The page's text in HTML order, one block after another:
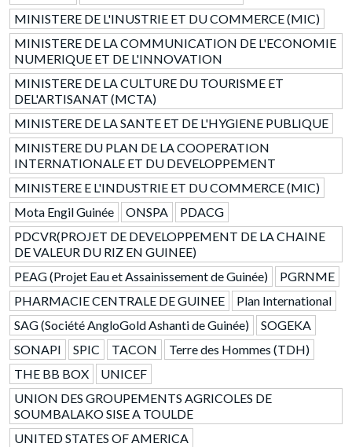
MINISTERE DE L'INUSTRIE ET DU COMMERCE (MIC)
MINISTERE DE LA COMMUNICATION DE L'ECONOMIE
NUMERIQUE ET DE L'INNOVATION
MINISTERE DE LA CULTURE DU TOURISME ET
DEL'ARTISANAT (MCTA)
MINISTERE DE LA SANTE ET DE L'HYGIENE PUBLIQUE
MINISTERE DU PLAN DE LA COOPERATION
INTERNATIONALE ET DU DEVELOPPEMENT
MINISTERE E L'INDUSTRIE ET DU COMMERCE (MIC)
Mota Engil Guinée
ONSPA
PDACG
PDCVR(PROJET DE DEVELOPPEMENT DE LA CHAINE
DE VALEUR DU RIZ EN GUINEE)
PEAG (Projet Eau et Assainissement de Guinée)
PGRNME
PHARMACIE CENTRALE DE GUINEE
Plan International
SAG (Société AngloGold Ashanti de Guinée)
SOGEKA
SONAPI
SPIC TACON
Terre des Hommes (TDH)
THE BB BOX
UNICEF
UNION DES GROUPEMENTS AGRICOLES DE
SOUMBALAKO SISE A TOULDE
UNITED STATES OF AMERICA